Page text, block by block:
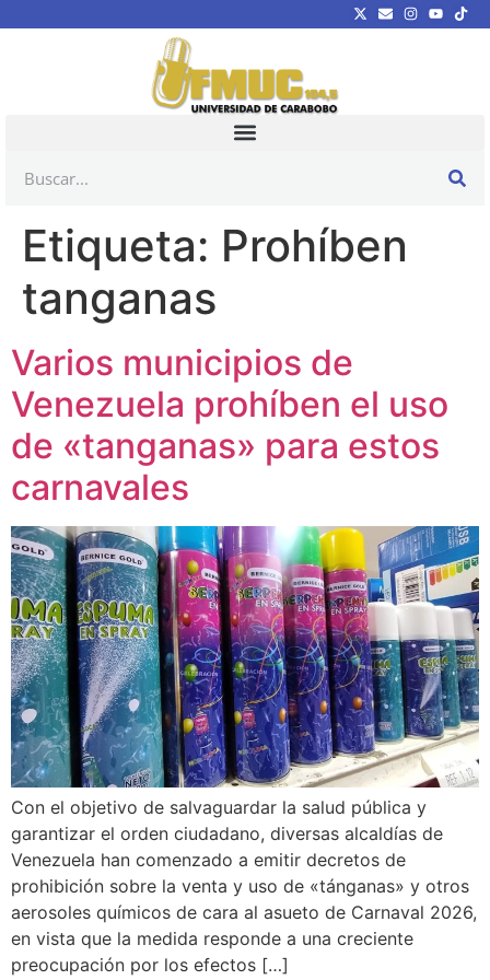
Etiqueta: Prohíben
tanganas
Varios municipios de
Venezuela prohíben el uso
de «tanganas» para estos
carnavales
Con el objetivo de salvaguardar la salud pública y
garantizar el orden ciudadano, diversas alcaldías de
Venezuela han comenzado a emitir decretos de
prohibición sobre la venta y uso de «tánganas» y otros
aerosoles químicos de cara al asueto de Carnaval 2026,
en vista que la medida responde a una creciente
preocupación por los efectos […]